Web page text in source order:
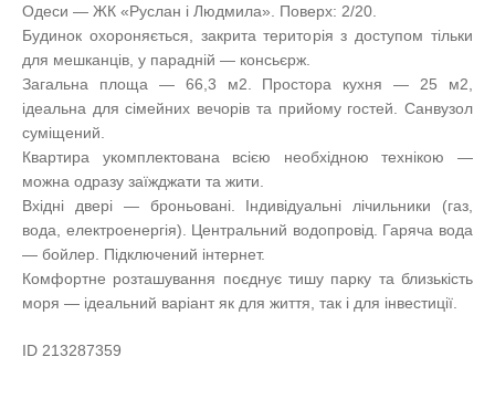
Одеси — ЖК «Руслан і Людмила». Поверх: 2/20.
Будинок охороняється, закрита територія з доступом тільки
для мешканців, у парадній — консьєрж.
Загальна площа — 66,3 м2. Простора кухня — 25 м2,
ідеальна для сімейних вечорів та прийому гостей. Санвузол
суміщений.
Квартира укомплектована всією необхідною технікою —
можна одразу заїжджати та жити.
Вхідні двері — броньовані. Індивідуальні лічильники (газ,
вода, електроенергія). Центральний водопровід. Гаряча вода
— бойлер. Підключений інтернет.
Комфортне розташування поєднує тишу парку та близькість
моря — ідеальний варіант як для життя, так і для інвестиції.
ID 213287359